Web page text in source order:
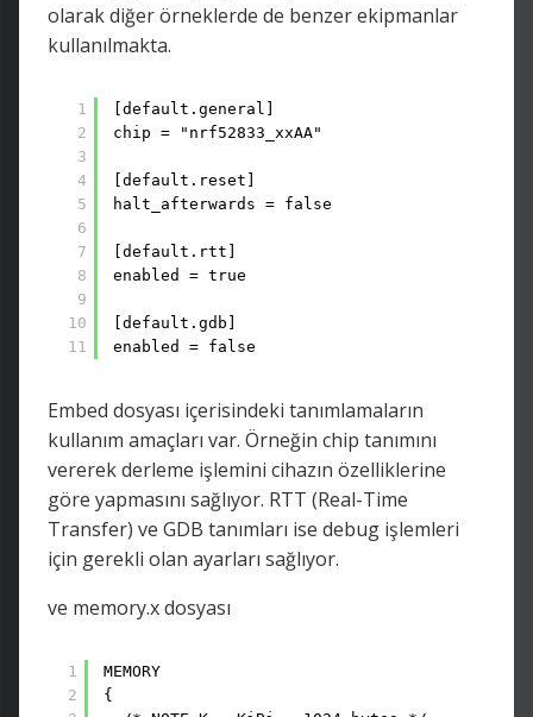
olarak diğer örneklerde de benzer ekipmanlar
kullanılmakta.
1
2
3
4
5
6
7
8
9
10
11
[default.general]
chip = "nrf52833_xxAA"
[default.reset]
halt_afterwards = false
[default.rtt]
enabled = true
[default.gdb]
enabled = false
Embed dosyası içerisindeki tanımlamaların
kullanım amaçları var. Örneğin chip tanımını
vererek derleme işlemini cihazın özelliklerine
göre yapmasını sağlıyor. RTT (Real-Time
Transfer) ve GDB tanımları ise debug işlemleri
için gerekli olan ayarları sağlıyor.
ve memory.x dosyası
1
2
MEMORY
{